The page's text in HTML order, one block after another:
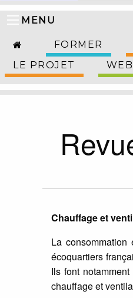
MENU
FORMER
LE PROJET
Chauffage et
La
écoquartiers
Ils font
chauffage et